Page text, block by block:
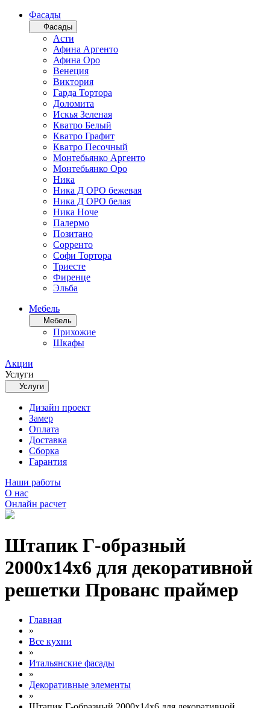
Фасады
Фасады
Асти
Афина Аргенто
Афина Оро
Венеция
Виктория
Гарда Тортора
Доломита
Искья Зеленая
Кватро Белый
Кватро Графит
Кватро Песочный
Монтебьянко Аргенто
Монтебьянко Оро
Ника
Ника Д ОРО бежевая
Ника Д ОРО белая
Ника Ноче
Палермо
Позитано
Сорренто
Софи Тортора
Триесте
Фиренце
Эльба
Мебель
Мебель
Прихожие
Шкафы
Акции
Услуги
Услуги
Дизайн проект
Замер
Оплата
Доставка
Сборка
Гарантия
Наши работы
О нас
Онлайн расчет
Штапик Г-образный
2000х14х6 для декоративной
решетки Прованс праймер
Главная
»
Все кухни
»
Итальянские фасады
»
Декоративные элементы
»